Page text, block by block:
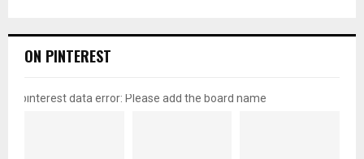
ON PINTEREST
pinterest data error: Please add the board name